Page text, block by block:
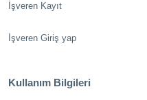
İşveren Kayıt
İşveren Giriş yap
Kullanım Bilgileri